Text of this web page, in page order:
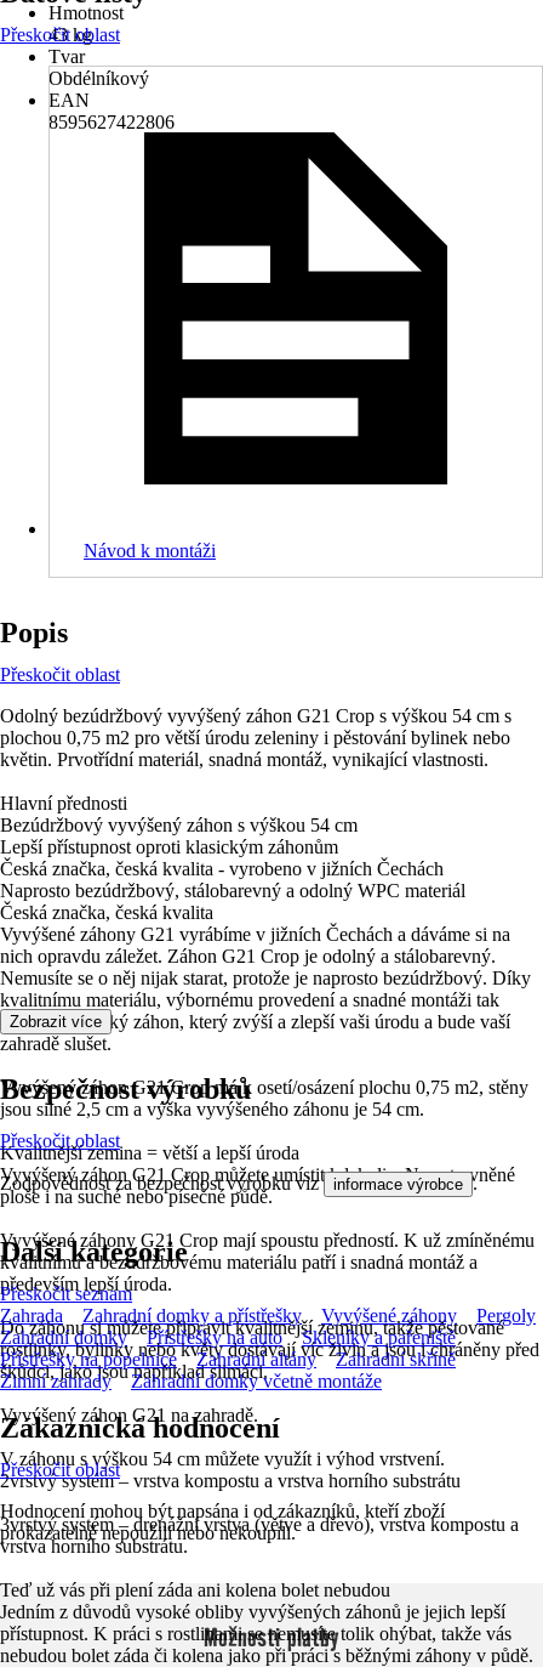
Hmotnost
43 kg
Tvar
Obdélníkový
EAN
8595627422806
Přeskočit oblast
Návod k montáži
Popis
Přeskočit oblast
Odolný bezúdržbový vyvýšený záhon G21 Crop s výškou 54 cm s
plochou 0,75 m2 pro větší úrodu zeleniny i pěstování bylinek nebo
květin. Prvotřídní materiál, snadná montáž, vynikající vlastnosti.
Hlavní přednosti
Bezúdržbový vyvýšený záhon s výškou 54 cm
Lepší přístupnost oproti klasickým záhonům
Česká značka, česká kvalita - vyrobeno v jižních Čechách
Naprosto bezúdržbový, stálobarevný a odolný WPC materiál
Česká značka, česká kvalita
Vyvýšené záhony G21 vyrábíme v jižních Čechách a dáváme si na
nich opravdu záležet. Záhon G21 Crop je odolný a stálobarevný.
Nemusíte se o něj nijak starat, protože je naprosto bezúdržbový. Díky
kvalitnímu materiálu, výbornému provedení a snadné montáži tak
získáte praktický záhon, který zvýší a zlepší vaši úrodu a bude vaší
zahradě slušet.
Vyvýšený záhon G21 Crop má k osetí/osázení plochu 0,75 m2, stěny
jsou silné 2,5 cm a výška vyvýšeného záhonu je 54 cm.
Kvalitnější zemina = větší a lepší úroda
Vyvýšený záhon G21 Crop můžete umístit kdekoliv. Na zatravněné
ploše i na suché nebo písečné půdě.
Vyvýšené záhony G21 Crop mají spoustu předností. K už zmíněnému
kvalitnímu a bezúdržbovému materiálu patří i snadná montáž a
především lepší úroda.
Do záhonu si můžete připravit kvalitnější zeminu, takže pěstované
rostlinky, bylinky nebo květy dostávají víc živin a jsou i chráněny před
škůdci, jako jsou například slimáci.
Vyvýšený záhon G21 na zahradě.
V záhonu s výškou 54 cm můžete využít i výhod vrstvení.
2vrstvý systém – vrstva kompostu a vrstva horního substrátu
3vrstvý systém – drenážní vrstva (větve a dřevo), vrstva kompostu a
vrstva horního substrátu.
Teď už vás při plení záda ani kolena bolet nebudou
Jedním z důvodů vysoké obliby vyvýšených záhonů je jejich lepší
přístupnost. K práci s rostlinami se nemusíte tolik ohýbat, takže vás
nebudou bolet záda či kolena jako při práci s běžnými záhony v půdě.
Zobrazit více
Bezpečnost výrobků
Přeskočit oblast
Zodpovědnost za bezpečnost výrobku viz informace výrobce .
Další kategorie
Přeskočit seznam
Zahrada
Zahradní domky a přístřešky Vyvýšené záhony
Pergoly
Zahradní domky
Přístřešky na auto
Skleníky a pařeniště
Přístřešky na popelnice
Zahradní altány
Zahradní skříně
Zimní zahrady
Zahradní domky včetně montáže
Zákaznická hodnocení
Přeskočit oblast
Hodnocení mohou být napsána i od zákazníků, kteří zboží
prokazatelně nepoužili nebo nekoupili.
Možnosti platby